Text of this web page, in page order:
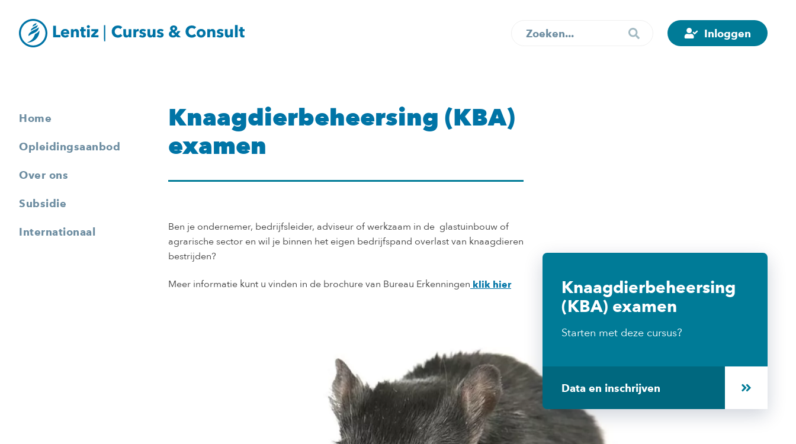
Inloggen
Home
Opleidingsaanbod
Over ons
Subsidie
Internationaal
Knaagdierbeheersing (KBA)
examen
Ben je ondernemer, bedrijfsleider, adviseur of werkzaam in de glastuinbouw of
agrarische sector en wil je binnen het eigen bedrijfspand overlast van knaagdieren
bestrijden?
Meer informatie kunt u vinden in de brochure van Bureau Erkenningen klik hier
Knaagdierbeheersing
(KBA) examen
Starten met deze cursus?
Data en inschrijven